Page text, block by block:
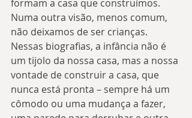
formam a casa que construímos.
Numa outra visão, menos comum,
não deixamos de ser crianças.
Nessas biografias, a infância não é
um tijolo da nossa casa, mas a nossa
vontade de construir a casa, que
nunca está pronta – sempre há um
cômodo ou uma mudança a fazer,